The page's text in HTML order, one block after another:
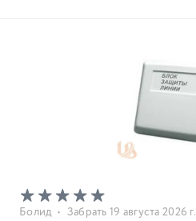
Болид • Забрать 19 августа 2026 г.